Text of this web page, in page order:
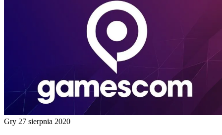
Gry 27 sierpnia 2020